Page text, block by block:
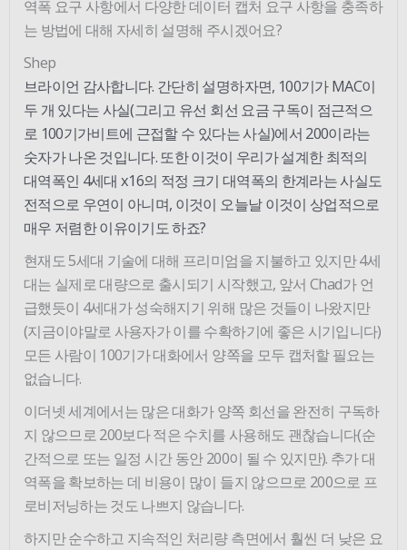
역폭 요구 사항에서 다양한 데이터 캡처 요구 사항을 충족하
는 방법에 대해 자세히 설명해 주시겠어요?
Shep
브라이언 감사합니다. 간단히 설명하자면, 100기가 MAC이
두 개 있다는 사실(그리고 유선 회선 요금 구독이 점근적으
로 100기가비트에 근접할 수 있다는 사실)에서 200이라는
숫자가 나온 것입니다. 또한 이것이 우리가 설계한 최적의
대역폭인 4세대 x16의 적정 크기 대역폭의 한계라는 사실도
전적으로 우연이 아니며, 이것이 오늘날 이것이 상업적으로
매우 저렴한 이유이기도 하죠?
현재도 5세대 기술에 대해 프리미엄을 지불하고 있지만 4세
대는 실제로 대량으로 출시되기 시작했고, 앞서 Chad가 언
급했듯이 4세대가 성숙해지기 위해 많은 것들이 나왔지만
(지금이야말로 사용자가 이를 수확하기에 좋은 시기입니다)
모든 사람이 100기가 대화에서 양쪽을 모두 캡처할 필요는
없습니다.
이더넷 세계에서는 많은 대화가 양쪽 회선을 완전히 구독하
지 않으므로 200보다 적은 수치를 사용해도 괜찮습니다(순
간적으로 또는 일정 시간 동안 200이 될 수 있지만). 추가 대
역폭을 확보하는 데 비용이 많이 들지 않으므로 200으로 프
로비저닝하는 것도 나쁘지 않습니다.
하지만 순수하고 지속적인 처리량 측면에서 훨씬 더 낮은 요